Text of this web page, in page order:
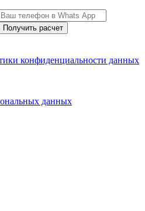
Получить расчет
конфиденциальности данных
данных